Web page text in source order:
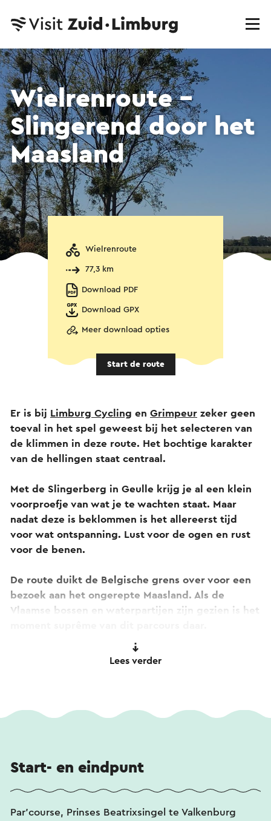
Wielrenroute -
Slingerend door het
Maasland
Wielrenroute
77,3 km
Download PDF
Download GPX
Meer download opties
Start de route
Er is bij Limburg Cycling en Grimpeur zeker geen
toeval in het spel geweest bij het selecteren van
de klimmen in deze route. Het bochtige karakter
van de hellingen staat centraal.
Met de Slingerberg in Geulle krijg je al een klein
voorproefje van wat je te wachten staat. Maar
nadat deze is beklommen is het allereerst tijd
voor wat ontspanning. Lust voor de ogen en rust
voor de benen.
De route duikt de Belgische grens over voor een
bezoek aan het ongerepte Maasland. Als de
Vlaamse bossen en waterpartijen zijn gezien is het
De Zusserdel, ook wel Tienderberg, of gewoon in
worden.
stukje Wallonië en terug via de Kuitenberg kom je
terug in Valkenburg. Kijk voor meer unieke routes
opgrimpeur.nl of limburgcycling.com/routesof
voor meer info over deze route op Slingerend
Lees verder
Start- en eindpunt
Par'course, Prinses Beatrixsingel te Valkenburg